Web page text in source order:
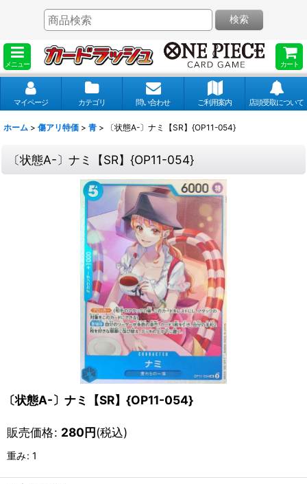
メニュー カート
検索
マイページ カテゴリ 問い合わせ ご利用案内 店頭受取について
ホーム > 傷アリ特価 > 青 > 〔状態A-〕ナミ【SR】{OP11-054}
〔状態A-〕ナミ【SR】{OP11-054}
〔状態A-〕ナミ【SR】{OP11-054}
販売価格: 280円(税込)
重み: 1